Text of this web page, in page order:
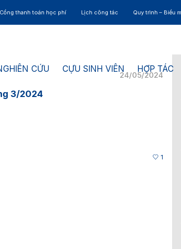
Cổng thanh toán học phí Lịch công tác Quy trình – Biểu
CỨU CỰU SINH VIÊN HỢP TÁC
24/05/2024
3/2024
1